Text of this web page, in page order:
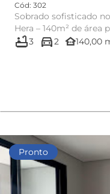
Cód: 302
Sobrado sofisticado no
Hera – 140m² de área privativa Este sobrado lindíssimo
com...
bathtub3 directions_car2 other_houses140,00
Pronto